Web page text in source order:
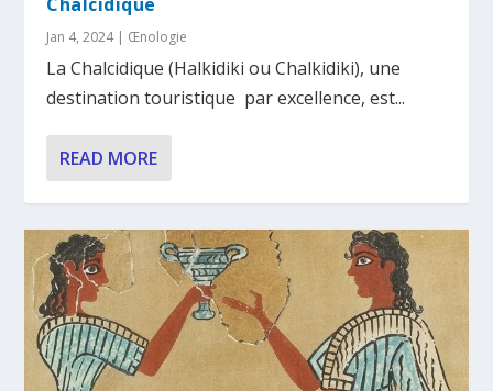
Jan 4, 2024| Œnologie
La Chalcidique (Halkidiki ou Chalkidiki), une
destination touristique par excellence, est...
READ MORE